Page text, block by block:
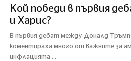
Кой победи в първия
и Харис?
В първия дебат между Доналд Тръмп
коментираха много от важните за
инфлацията,...